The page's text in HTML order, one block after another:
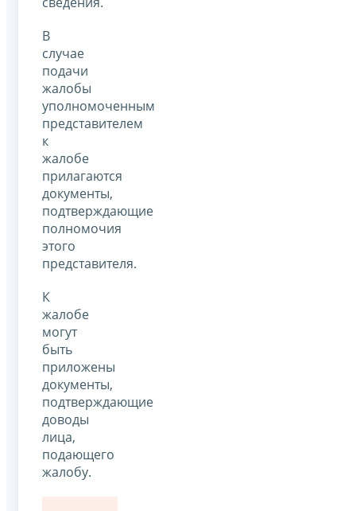
В
случае
подачи
жалобы
уполномоченным
представителем
к
жалобе
прилагаются
документы,
подтверждающие
полномочия
этого
представителя.
К
жалобе
могут
быть
приложены
документы,
подтверждающие
доводы
лица,
подающего
жалобу.